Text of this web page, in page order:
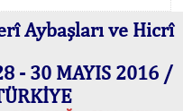
Aybaşları ve Hicrî
- 30 MAYIS 2016 /